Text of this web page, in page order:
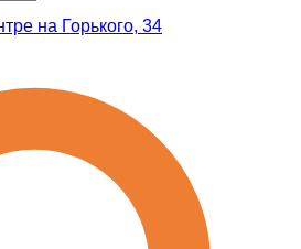
на Горького, 34